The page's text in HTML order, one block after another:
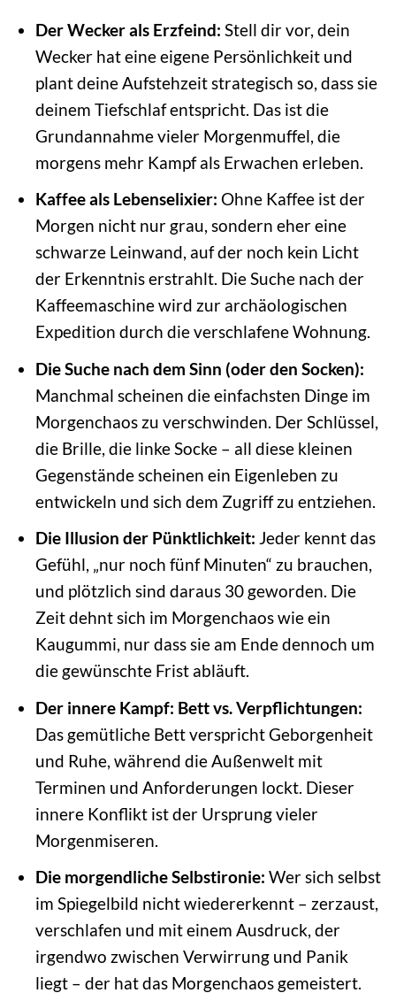
Der Wecker als Erzfeind: Stell dir vor, dein
Wecker hat eine eigene Persönlichkeit und
plant deine Aufstehzeit strategisch so, dass sie
deinem Tiefschlaf entspricht. Das ist die
Grundannahme vieler Morgenmuffel, die
morgens mehr Kampf als Erwachen erleben.
Kaffee als Lebenselixier: Ohne Kaffee ist der
Morgen nicht nur grau, sondern eher eine
schwarze Leinwand, auf der noch kein Licht
der Erkenntnis erstrahlt. Die Suche nach der
Kaffeemaschine wird zur archäologischen
Expedition durch die verschlafene Wohnung.
Die Suche nach dem Sinn (oder den Socken):
Manchmal scheinen die einfachsten Dinge im
Morgenchaos zu verschwinden. Der Schlüssel,
die Brille, die linke Socke – all diese kleinen
Gegenstände scheinen ein Eigenleben zu
entwickeln und sich dem Zugriff zu entziehen.
Die Illusion der Pünktlichkeit: Jeder kennt das
Gefühl, „nur noch fünf Minuten“ zu brauchen,
und plötzlich sind daraus 30 geworden. Die
Zeit dehnt sich im Morgenchaos wie ein
Kaugummi, nur dass sie am Ende dennoch um
die gewünschte Frist abläuft.
Der innere Kampf: Bett vs. Verpflichtungen:
Das gemütliche Bett verspricht Geborgenheit
und Ruhe, während die Außenwelt mit
Terminen und Anforderungen lockt. Dieser
innere Konflikt ist der Ursprung vieler
Morgenmiseren.
Die morgendliche Selbstironie: Wer sich selbst
im Spiegelbild nicht wiedererkennt – zerzaust,
verschlafen und mit einem Ausdruck, der
irgendwo zwischen Verwirrung und Panik
liegt – der hat das Morgenchaos gemeistert.